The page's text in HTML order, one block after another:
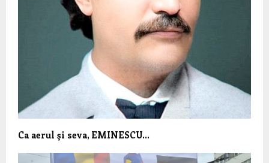
Ca aerul şi seva, EMINESCU…